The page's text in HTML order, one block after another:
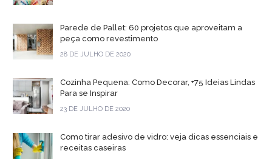
Parede de Pallet: 60 projetos que aproveitam a
peça como revestimento
28 DE JULHO DE 2020
Cozinha Pequena: Como Decorar, +75 Ideias Lindas
Para se Inspirar
23 DE JULHO DE 2020
Como tirar adesivo de vidro: veja dicas essenciais e
receitas caseiras